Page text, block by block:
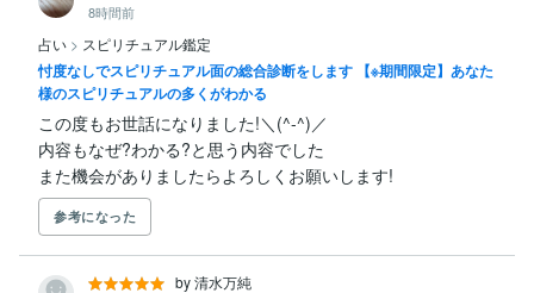
8時間前
占い > スピリチュアル鑑定
忖度なしでスピリチュアル面の総合診断をします 【※期間限定】あなた
様のスピリチュアルの多くがわかる
この度もお世話になりました!＼(^-^)／
内容もなぜ?わかる?と思う内容でした
また機会がありましたらよろしくお願いします!
参考になった
by 清水万純